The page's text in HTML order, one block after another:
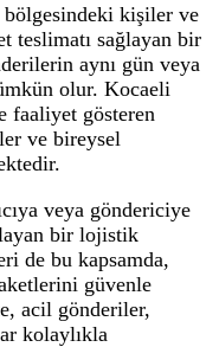
kişiler ve
teslimatı sağlayan bir
aynı gün veya
olur. Kocaeli
faaliyet gösteren
ve bireysel
veya göndericiye
bir lojistik
de bu kapsamda,
güvenle
acil gönderiler,
kolaylıkla